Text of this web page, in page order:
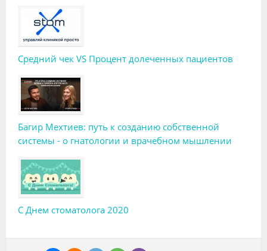
Средний чек VS Процент долеченных пациентов
Багир Мехтиев: путь к созданию собственной
системы - о гнатологии и врачебном мышлении
С Днем стоматолога 2020